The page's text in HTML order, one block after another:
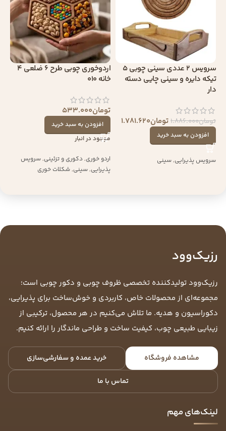
سرویس 2 عددی سینی چوبی 5
تیکه دایره و سینی چایی دسته
دار
تومان1.886.000تومان1.781.620
افزودن به سبد خرید
سرویس پذیرایی,سینی
اردوخوری چوبی طرح 6 ضلعی 4
خانه 010
تومان533.000
افزودن به سبد خرید
موجود در انبار
اردو خوری,دکوری و تزئینی,سرویس
پذیرایی,سینی,شکلات خوری
رزیک‌وود
رزیک‌وود تولیدکننده تخصصی ظروف چوبی و دکور چوبی است؛
مجموعه‌ای از محصولات خاص، کاربردی و خوش‌ساخت برای پذیرایی،
دکوراسیون و هدیه. ما تلاش می‌کنیم در هر محصول، ترکیبی از
زیبایی طبیعی چوب، کیفیت ساخت و طراحی ماندگار را ارائه کنیم.
مشاهده فروشگاه خرید عمده و سفارشی‌سازی
تماس با ما
لینک‌های مهم